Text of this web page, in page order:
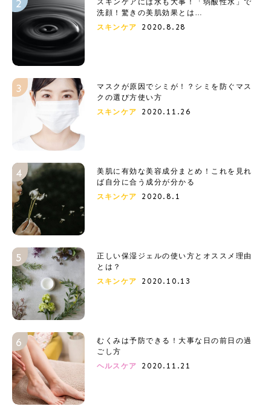
スキンケアには水も大事！「弱酸性水」で
洗顔！驚きの美肌効果とは…
スキンケア
2020.8.28
マスクが原因でシミが！？シミを防ぐマス
クの選び方使い方
スキンケア
2020.11.26
美肌に有効な美容成分まとめ！これを見れ
ば自分に合う成分が分かる
スキンケア
2020.8.1
正しい保湿ジェルの使い方とオススメ理由
とは？
スキンケア
2020.10.13
むくみは予防できる！大事な日の前日の過
ごし方
ヘルスケア
2020.11.21